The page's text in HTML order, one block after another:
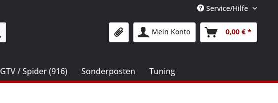
Service/Hilfe
Mein Konto 0,00 € *
GTV / Spider (916) Sonderposten Tuning